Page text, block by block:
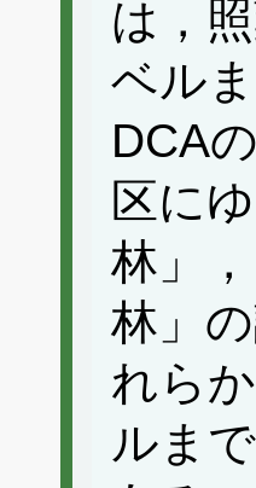
は，
ベル
DCA
区に
林」
林」
れら
ルま